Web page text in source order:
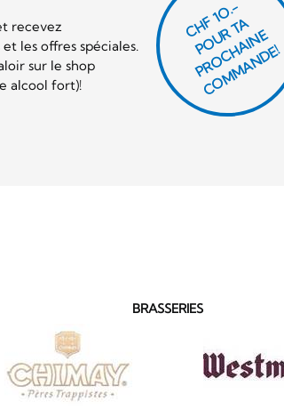
recevez
les offres spéciales.
sur le shop
alcool fort)!
CHF 1O.-
P
O
U
R
T
A
P
R
O
C
H
AI
N
E
C
O
M
M
A
N
D
E!
BRASSERIES